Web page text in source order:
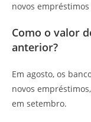
novos
Como o valor
anterior?
Em agosto, os
novos
em setembro.